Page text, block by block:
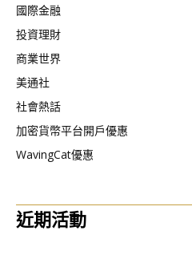
國際金融
投資理財
商業世界
美通社
社會熱話
加密貨幣平台開戶優惠
WavingCat優惠
近期活動